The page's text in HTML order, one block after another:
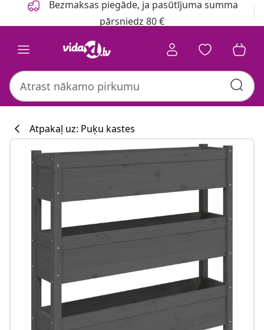
Bezmaksas piegāde, ja pasūtījuma summa
pārsniedz 80 €
Atpakaļ uz: Puķu kastes